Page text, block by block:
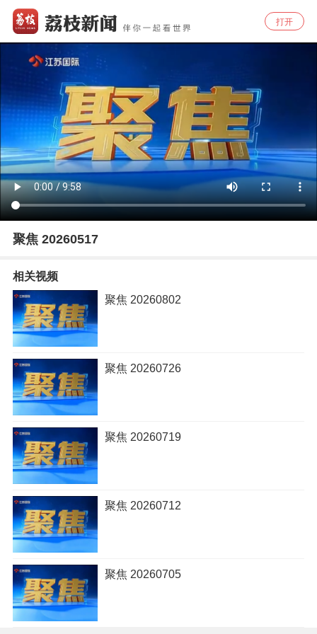
打开
聚焦 20260517
相关视频
聚焦 20260802
聚焦 20260726
聚焦 20260719
聚焦 20260712
聚焦 20260705